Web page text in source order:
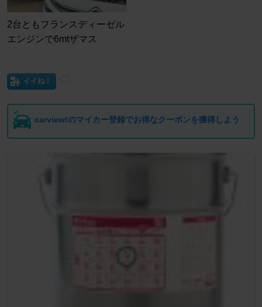
2台ともフランスディーゼル
エンジンで6mtザマス
イイね！
carview!のマイカー登録でお得なクーポンを獲得しよう